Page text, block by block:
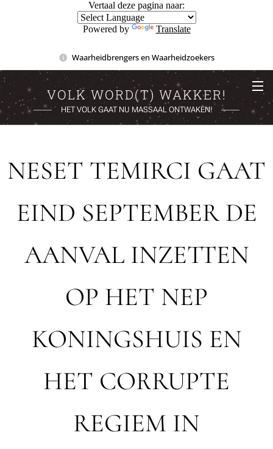
Vertaal deze pagina naar:
Powered by Translate
Waarheidbrengers en Waarheidzoekers
VOLK WORD(T) WAKKER!
HET VOLK GAAT NU MASSAAL ONTWAKEN!
NESET TEMIRCI GAAT
EIND SEPTEMBER DE
AANVAL INZETTEN
OP HET NEP
KONINGSHUIS EN
HET CORRUPTE
REGIEM IN